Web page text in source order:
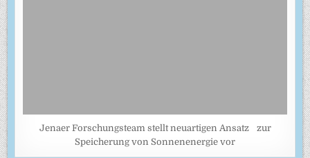
Jenaer Forschungsteam stellt neuartigen Ansatz zur
Speicherung von Sonnenenergie vor